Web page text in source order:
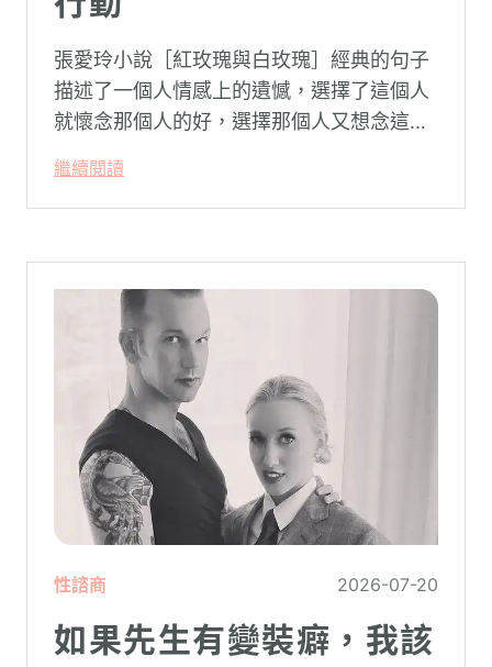
張愛玲小說［紅玫瑰與白玫瑰］經典的句子
描述了一個人情感上的遺憾，選擇了這個人
就懷念那個人的好，選擇那個人又想念這個
繼續閱讀
性諮商 2026-07-20
如果先生有變裝癖，我該